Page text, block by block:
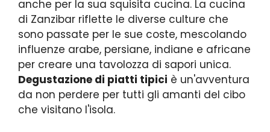
anche per la sua squisita cucina. La cucina
di Zanzibar riflette le diverse culture che
sono passate per le sue coste, mescolando
influenze arabe, persiane, indiane e africane
per creare una tavolozza di sapori unica.
Degustazione di piatti tipici è un'avventura
da non perdere per tutti gli amanti del cibo
che visitano l'isola.